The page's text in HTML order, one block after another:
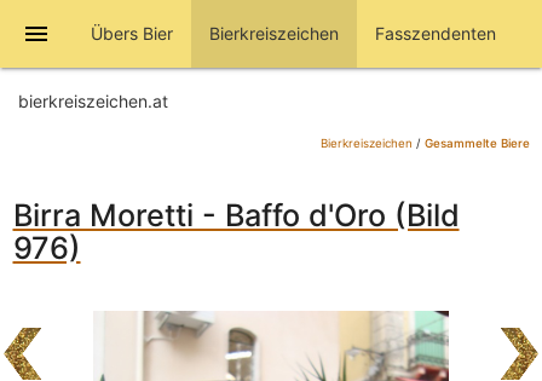
menu Übers Bier Bierkreiszeichen Fasszendenten
bierkreiszeichen.at
Bierkreiszeichen / Gesammelte Biere
Birra Moretti - Baffo d'Oro (Bild
976)